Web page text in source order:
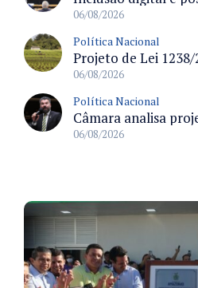
06/08/2026
Política Nacional
06/08/2026
Política Nacional
06/08/2026